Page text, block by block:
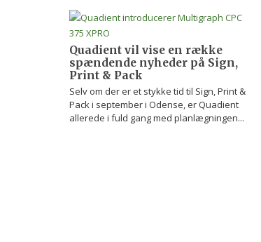
Quadient vil vise en række
spændende nyheder på Sign,
Print & Pack
Selv om der er et stykke tid til Sign, Print &
Pack i september i Odense, er Quadient
allerede i fuld gang med planlægningen...